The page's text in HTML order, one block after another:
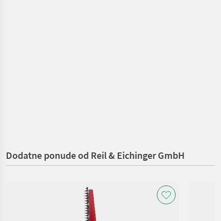
Dodatne ponude od Reil & Eichinger GmbH